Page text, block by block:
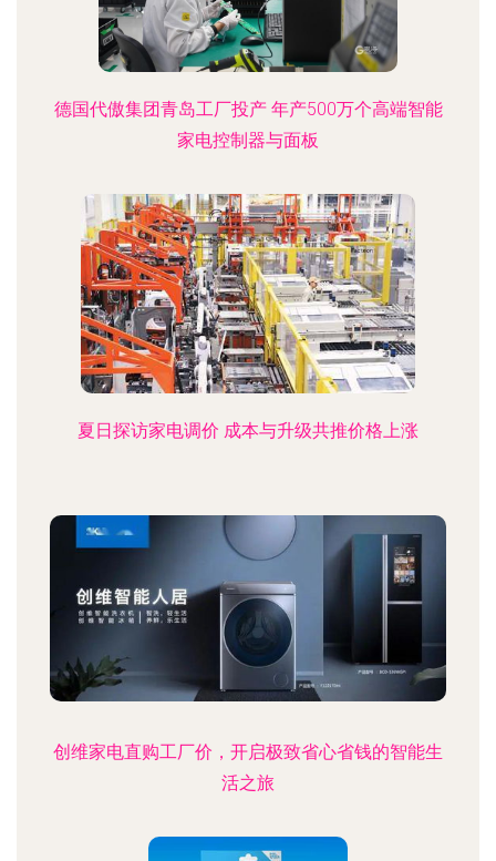
德国代傲集团青岛工厂投产 年产500万个高端智能
家电控制器与面板
夏日探访家电调价 成本与升级共推价格上涨
创维家电直购工厂价，开启极致省心省钱的智能生
活之旅